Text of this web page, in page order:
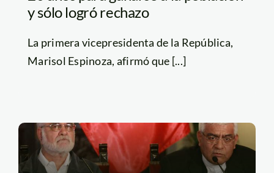
y sólo logró rechazo
La primera vicepresidenta de la República,
Marisol Espinoza, afirmó que [...]